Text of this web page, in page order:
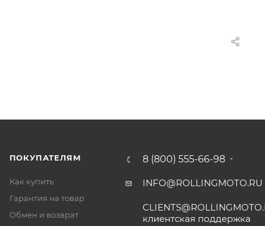
ПОКУПАТЕЛЯМ
Как купить
Гарантия на товар
Обмен и возврат
8 (800) 555-66-98
INFO@ROLLINGMOTO.RU
клиентская поддержка